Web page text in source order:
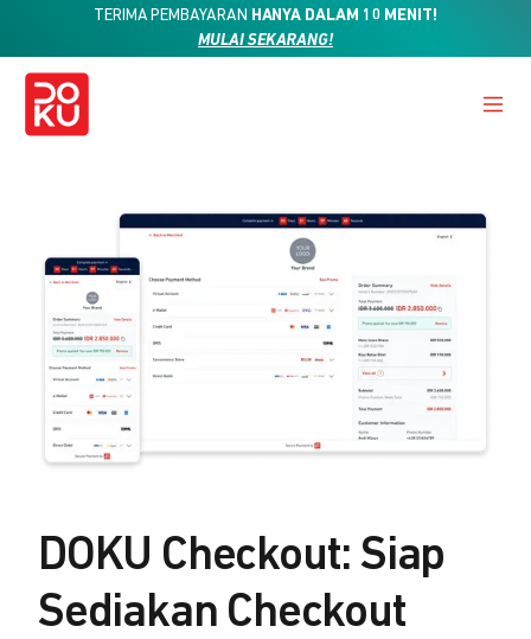
TERIMA PEMBAYARAN HANYA DALAM 10 MENIT!
MULAI SEKARANG!
DOKU Checkout: Siap
Sediakan Checkout